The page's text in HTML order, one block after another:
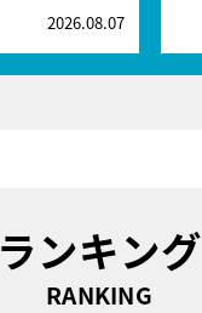
2026.08.07
ランキング
RANKING